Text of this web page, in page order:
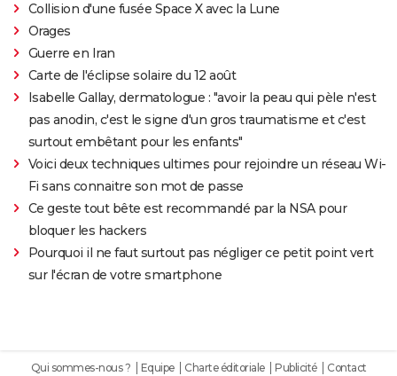
Collision d'une fusée Space X avec la Lune
Orages
Guerre en Iran
Carte de l'éclipse solaire du 12 août
Isabelle Gallay, dermatologue : "avoir la peau qui pèle n'est
pas anodin, c'est le signe d'un gros traumatisme et c'est
surtout embêtant pour les enfants"
Voici deux techniques ultimes pour rejoindre un réseau Wi-
Fi sans connaitre son mot de passe
Ce geste tout bête est recommandé par la NSA pour
bloquer les hackers
Pourquoi il ne faut surtout pas négliger ce petit point vert
sur l'écran de votre smartphone
Qui sommes-nous ? Equipe Charte éditoriale Publicité Contact